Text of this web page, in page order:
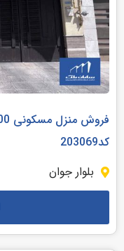
کد203069
بلوار جوان